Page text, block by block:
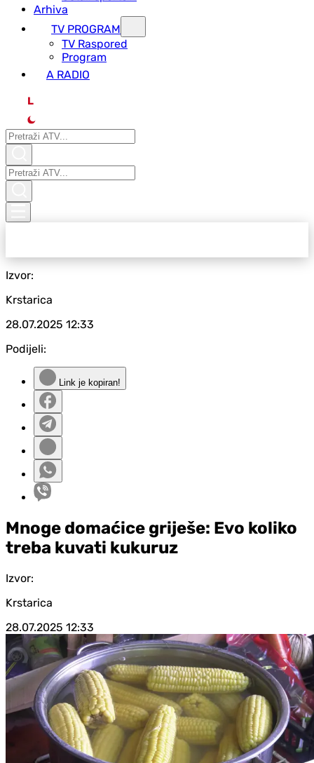
Arhiva
TV PROGRAM
ТV Raspored
Program
A RADIO
L
Izvor:
Krstarica
28.07.2025 12:33
Podijeli:
Link je kopiran!
Mnoge domaćice griješe: Evo koliko
treba kuvati kukuruz
Izvor:
Krstarica
28.07.2025 12:33